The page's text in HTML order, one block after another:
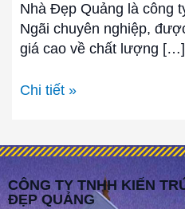
Nhà Đẹp Quảng là công
Ngãi chuyên nghiệp,
giá cao về chất lượng […]
Chi tiết »
CÔNG TY TNHH KIẾN
ĐẸP QUẢNG